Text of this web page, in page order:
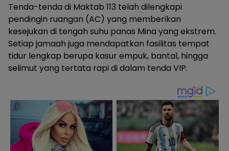
Tenda-tenda di Maktab 113 telah dilengkapi
pendingin ruangan (AC) yang memberikan
kesejukan di tengah suhu panas Mina yang ekstrem.
Setiap jamaah juga mendapatkan fasilitas tempat
tidur lengkap berupa kasur empuk, bantal, hingga
selimut yang tertata rapi di dalam tenda VIP.